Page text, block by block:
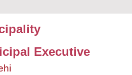
Executive